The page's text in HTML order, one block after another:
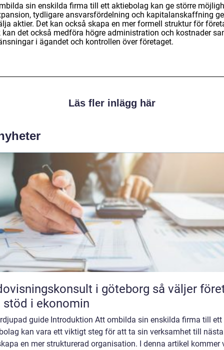
sin enskilda firma till ett aktiebolag kan ge större
tydligare ansvarsfördelning och kapitalanskaffning
aktier. Det kan också skapa en mer formell struktur för
kan det också medföra högre administration och kostnader
i ägandet och kontrollen över företaget.
Läs fler inlägg här
i göteborg så väljer företag
stöd i ekonomin
guide Introduktion Att ombilda sin enskilda firma till ett
kan vara ett viktigt steg för att ta sin verksamhet till
en mer strukturerad organisation. I denna artikel kommer